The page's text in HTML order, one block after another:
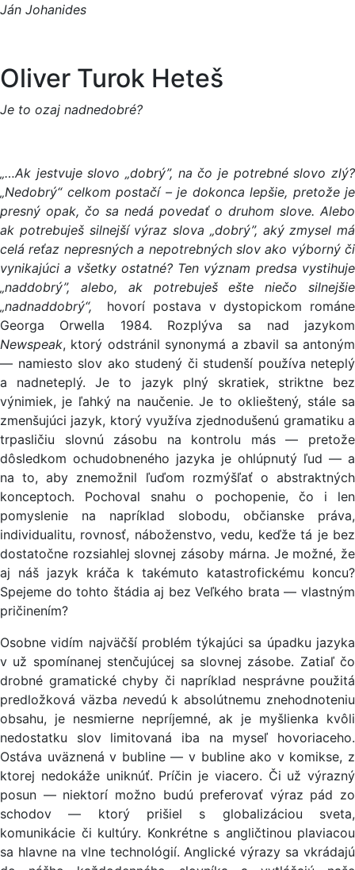
Ján Johanides
Oliver Turok Heteš
Je to ozaj nadnedobré?
„…Ak jestvuje slovo „dobrý”, na čo je potrebné slovo zlý?
„Nedobrý“ celkom postačí – je dokonca lepšie, pretože je
presný opak, čo sa nedá povedať o druhom slove. Alebo
ak potrebuješ silnejší výraz slova „dobrý”, aký zmysel má
celá reťaz nepresných a nepotrebných slov ako výborný či
vynikajúci a všetky ostatné? Ten význam predsa vystihuje
„naddobrý”, alebo, ak potrebuješ ešte niečo silnejšie
„nadnaddobrý“,
hovorí postava v dystopickom románe
Georga Orwella 1984. Rozplýva sa nad jazykom
Newspeak, ktorý odstránil synonymá a zbavil sa antoným
— namiesto slov ako studený či studenší používa neteplý
a nadneteplý. Je to jazyk plný skratiek, striktne bez
výnimiek, je ľahký na naučenie. Je to oklieštený, stále sa
zmenšujúci jazyk, ktorý využíva zjednodušenú gramatiku a
trpasličiu slovnú zásobu na kontrolu más — pretože
dôsledkom ochudobneného jazyka je ohlúpnutý ľud — a
na to, aby znemožnil ľuďom rozmýšľať o abstraktných
konceptoch. Pochoval snahu o pochopenie, čo i len
pomyslenie na napríklad slobodu, občianske práva,
individualitu, rovnosť, náboženstvo, vedu, keďže tá je bez
dostatočne rozsiahlej slovnej zásoby márna. Je možné, že
aj náš jazyk kráča k takémuto katastrofickému koncu?
Spejeme do tohto štádia aj bez Veľkého brata — vlastným
pričinením?
Osobne vidím najväčší problém týkajúci sa úpadku jazyka
v už spomínanej stenčujúcej sa slovnej zásobe. Zatiaľ čo
drobné gramatické chyby či napríklad nesprávne použitá
predložková väzba nevedú k absolútnemu znehodnoteniu
obsahu, je nesmierne nepríjemné, ak je myšlienka kvôli
nedostatku slov limitovaná iba na myseľ hovoriaceho.
Ostáva uväznená v bubline — v bubline ako v komikse, z
ktorej nedokáže uniknúť. Príčin je viacero. Či už výrazný
posun — niektorí možno budú preferovať výraz pád zo
schodov — ktorý prišiel s globalizáciou sveta,
komunikácie či kultúry. Konkrétne s angličtinou plaviacou
sa hlavne na vlne technológií. Anglické výrazy sa vkrádajú